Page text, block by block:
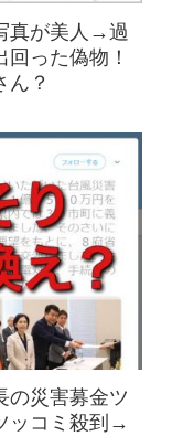
真が美人→過
った偽物！
ん？
の災害募金ツ
ッコミ殺到→